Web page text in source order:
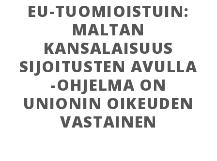
EU-TUOMIOISTUIN:
MALTAN
KANSALAISUUS
SIJOITUSTEN AVULLA
-OHJELMA ON
UNIONIN OIKEUDEN
VASTAINEN